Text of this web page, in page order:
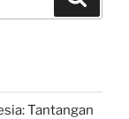
Tantangan